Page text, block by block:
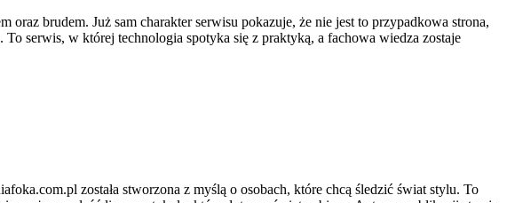
brudem. Już sam charakter serwisu pokazuje, że nie jest to przypadkowa strona,
serwis, w której technologia spotyka się z praktyką, a fachowa wiedza zostaje
została stworzona z myślą o osobach, które chcą śledzić świat stylu. To